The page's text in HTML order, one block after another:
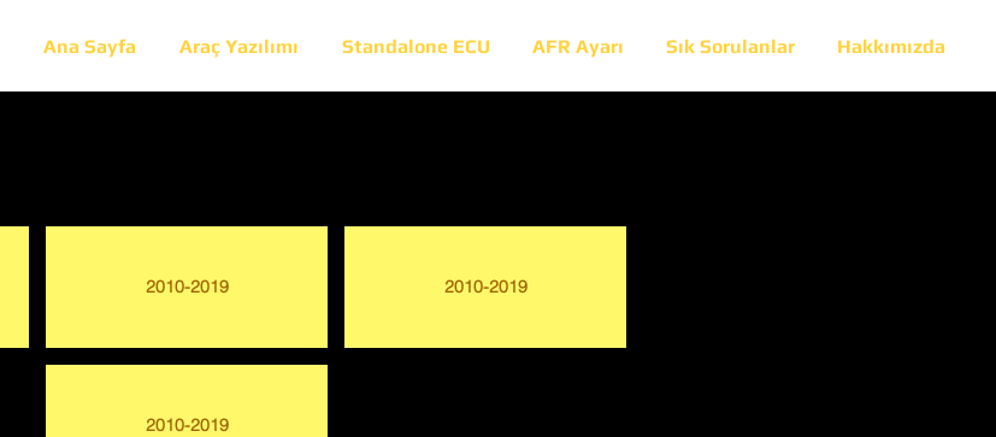
Ana Sayfa Araç Yazılımı Standalone ECU AFR Ayarı Sık Sorulanlar Hakkımızda
2010-2019 2010-2019
2010-2019